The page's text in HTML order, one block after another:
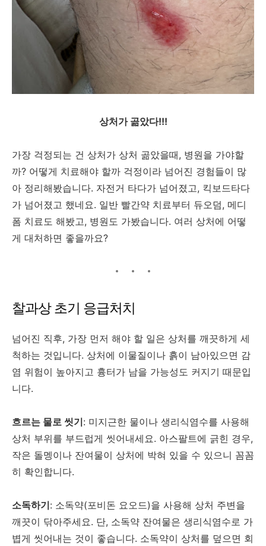
상처가 곪았다!!!
가장 걱정되는 건 상처가 상처 곪았을때, 병원을 가야할
까? 어떻게 치료해야 할까 걱정이라 넘어진 경험들이 많
아 정리해봤습니다. 자전거 타다가 넘어졌고, 킥보드타다
가 넘어졌고 했네요. 일반 빨간약 치료부터 듀오덤, 메디
폼 치료도 해봤고, 병원도 가봤습니다. 여러 상처에 어떻
게 대처하면 좋을까요?
찰과상 초기 응급처치
넘어진 직후, 가장 먼저 해야 할 일은 상처를 깨끗하게 세
척하는 것입니다. 상처에 이물질이나 흙이 남아있으면 감
염 위험이 높아지고 흉터가 남을 가능성도 커지기 때문입
니다.
흐르는 물로 씻기: 미지근한 물이나 생리식염수를 사용해
상처 부위를 부드럽게 씻어내세요. 아스팔트에 긁힌 경우,
작은 돌멩이나 잔여물이 상처에 박혀 있을 수 있으니 꼼꼼
히 확인합니다.
소독하기: 소독약(포비돈 요오드)을 사용해 상처 주변을
깨끗이 닦아주세요. 단, 소독약 잔여물은 생리식염수로 가
볍게 씻어내는 것이 좋습니다. 소독약이 상처를 덮으면 회